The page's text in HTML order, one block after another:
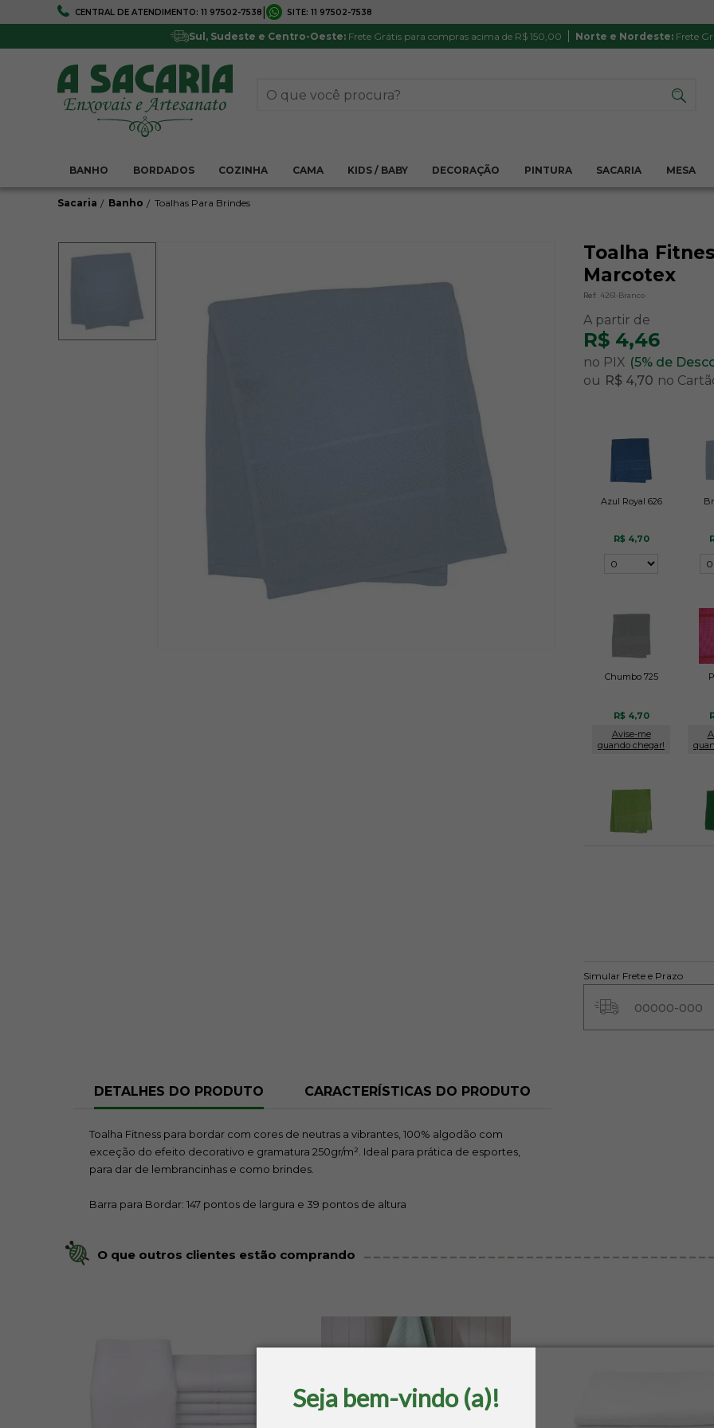
Seja bem-vindo (a)!
CENTRAL DE ATENDIMENTO: 11 97502-7538 SITE: 11 97502-7538
Sul, Sudeste e Centro-Oeste:Frete Grátis para compras acima de R$ 150,00 Norte e Nordeste:Frete
BANHO BORDADOS COZINHA CAMA KIDS / BABY DECORAÇÃO PINTURA SACARIA MESA
FRETE GRÁTIS 5% DE DESCONTO
Pagamentos via boleto ou PIX Parcela mínima R$ 20,00 Satisfação
Sacaria Banho Toalhas Para Brindes
Toalha
Marcotex
Ref: 4261-Branco
R$ 4,46
no PIX (5% de
ou R$ 4,70 no
Azul Royal 626
R$ 4,70
Chumbo 725
R$ 4,70
Avise-me
quando chegar!
Vermelho 302
Simular Frete e Prazo
DETALHES DO PRODUTO CARACTERÍSTICAS DO PRODUTO
Toalha Fitness para bordar com cores de neutras a vibrantes, 100% algodão com
exceção do efeito decorativo e gramatura 250gr/m². Ideal para prática de esportes,
para dar de lembrancinhas e como brindes.
Barra para Bordar: 147 pontos de largura e 39 pontos de altura
O que outros clientes estão comprando